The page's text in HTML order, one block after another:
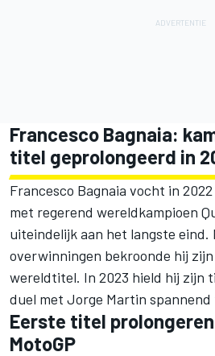
Francesco Bagnaia:
titel geprolongeerd in
Francesco Bagnaia vocht in
met regerend wereldkampioen
uiteindelijk aan het langste eind.
overwinningen bekroonde hij
wereldtitel. In 2023 hield hij zijn
duel met Jorge Martin
Eerste titel
MotoGP